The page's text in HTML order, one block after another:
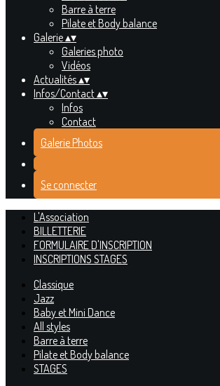
Barre à terre
Pilate et Body balance
Galerie▴▾
Galeries photo
Vidéos
Actualités▴▾
Infos/Contact▴▾
Infos
Contact
Galerie Photos
Se connecter
L'Association
BILLETTERIE
FORMULAIRE D'INSCRIPTION
INSCRIPTIONS STAGES
Classique
Jazz
Baby et Mini Dance
All styles
Barre à terre
Pilate et Body balance
STAGES